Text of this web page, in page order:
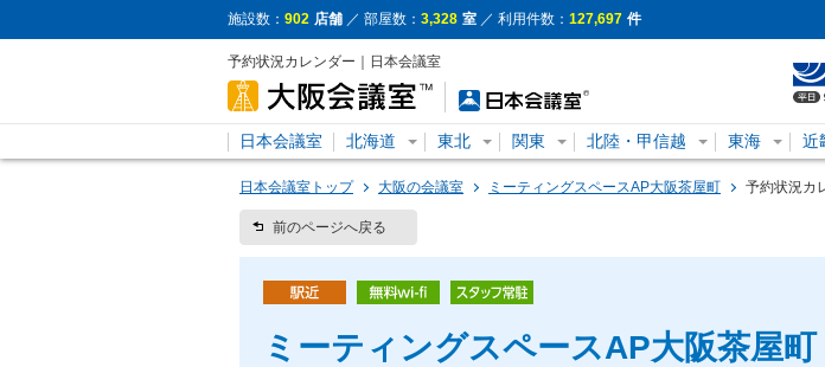
施設数： 902 店舗 ／ 部屋数： 3,328 室 ／ 利用件数： 127,697 件
予約状況カレンダー｜日本会議室
日本会議室 北海道 東北 関東 北陸・甲信越 東海 近
日本会議室トップ 大阪の会議室 ミーティングスペースAP大阪茶屋町 予約状況カ
前のページへ戻る
ミーティングスペースAP大阪茶屋町